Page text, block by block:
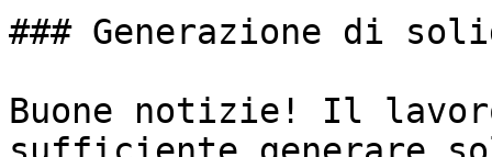
### Generazione di
Buone notizie! Il